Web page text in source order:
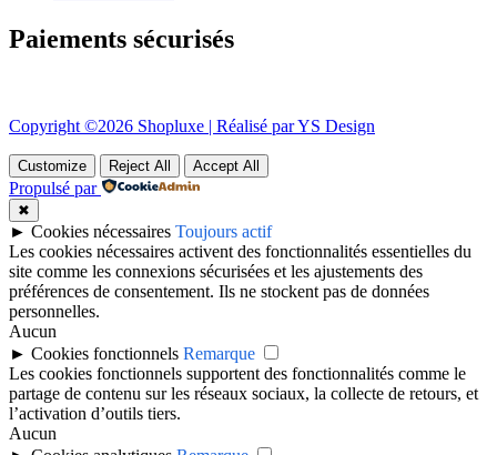
Paiements sécurisés
Copyright ©2026 Shopluxe | Réalisé par YS Design
Customize Reject All Accept All
Propulsé par
✖
► Cookies nécessaires Toujours actif
Les cookies nécessaires activent des fonctionnalités essentielles du
site comme les connexions sécurisées et les ajustements des
préférences de consentement. Ils ne stockent pas de données
personnelles.
Aucun
► Cookies fonctionnels Remarque
Les cookies fonctionnels supportent des fonctionnalités comme le
partage de contenu sur les réseaux sociaux, la collecte de retours, et
l’activation d’outils tiers.
Aucun